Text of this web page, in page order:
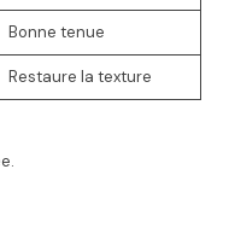
Bonne tenue
Restaure la texture